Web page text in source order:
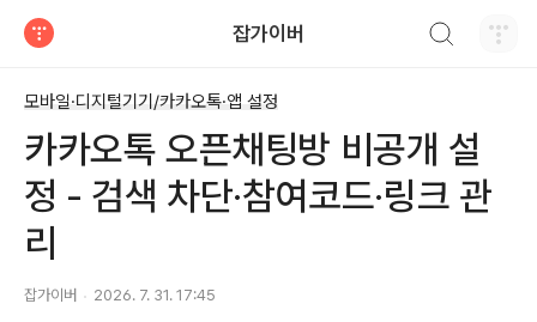
잡가이버
모바일·디지털기기/카카오톡·앱 설정
카카오톡 오픈채팅방 비공개 설
정 - 검색 차단·참여코드·링크 관
리
잡가이버 2026. 7. 31. 17:45